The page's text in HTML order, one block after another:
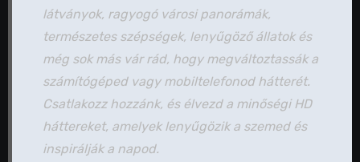
látványok, ragyogó városi panorámák,
természetes szépségek, lenyűgöző állatok és
még sok más vár rád, hogy megváltoztassák a
számítógéped vagy mobiltelefonod hátterét.
Csatlakozz hozzánk, és élvezd a minőségi HD
háttereket, amelyek lenyűgözik a szemed és
inspirálják a napod.